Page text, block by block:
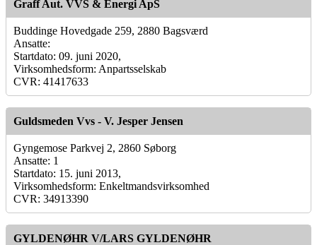
Graff Aut. VVS & Energi ApS
Buddinge Hovedgade 259, 2880 Bagsværd
Ansatte:
Startdato: 09. juni 2020,
Virksomhedsform: Anpartsselskab
CVR: 41417633
Guldsmeden Vvs - V. Jesper Jensen
Gyngemose Parkvej 2, 2860 Søborg
Ansatte: 1
Startdato: 15. juni 2013,
Virksomhedsform: Enkeltmandsvirksomhed
CVR: 34913390
GYLDENØHR V/LARS GYLDENØHR